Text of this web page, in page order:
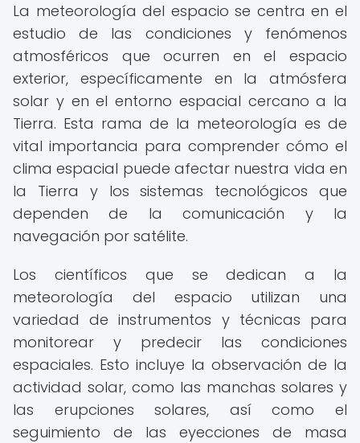
La meteorología del espacio se centra en el
estudio de las condiciones y fenómenos
atmosféricos que ocurren en el espacio
exterior, específicamente en la atmósfera
solar y en el entorno espacial cercano a la
Tierra. Esta rama de la meteorología es de
vital importancia para comprender cómo el
clima espacial puede afectar nuestra vida en
la Tierra y los sistemas tecnológicos que
dependen de la comunicación y la
navegación por satélite.
Los científicos que se dedican a la
meteorología del espacio utilizan una
variedad de instrumentos y técnicas para
monitorear y predecir las condiciones
espaciales. Esto incluye la observación de la
actividad solar, como las manchas solares y
las erupciones solares, así como el
seguimiento de las eyecciones de masa